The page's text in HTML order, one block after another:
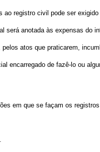
registro civil pode ser exigido
será anotada às expensas do
atos que praticarem,
encarregado de fazê-lo ou
em que se façam os